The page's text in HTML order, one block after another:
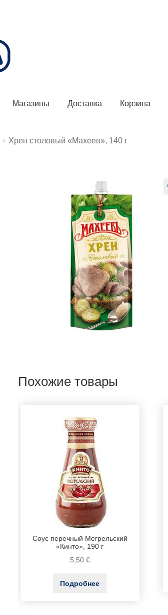
Магазины Доставка Корзина
Хрен столовый «Махеев», 140 г
Похожие товары
Соус перечный Мегрельский
«Кинто», 190 г
5,50 €
Подробнее